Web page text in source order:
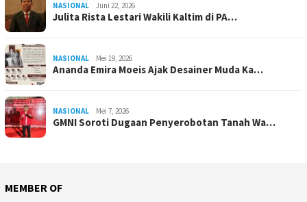
NASIONAL Juni 22, 2026
Julita Rista Lestari Wakili Kaltim di PA…
NASIONAL Mei 19, 2026
Ananda Emira Moeis Ajak Desainer Muda Ka…
NASIONAL Mei 7, 2026
GMNI Soroti Dugaan Penyerobotan Tanah Wa…
MEMBER OF